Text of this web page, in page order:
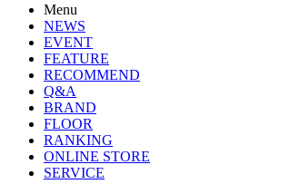
Menu
NEWS
EVENT
FEATURE
RECOMMEND
Q&A
BRAND
FLOOR
RANKING
ONLINE STORE
SERVICE